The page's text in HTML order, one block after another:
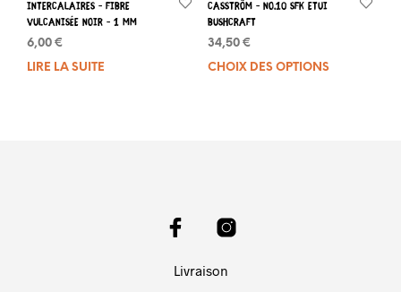
Intercalaires – Fibre
vulcanisée noir – 1 mm
6,00 €
LIRE LA SUITE
Casström – No.10 SFK Etui
Bushcraft
34,50 €
CHOIX DES OPTIONS
Livraison